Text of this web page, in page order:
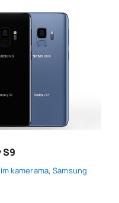
S9
kamerama, Samsung